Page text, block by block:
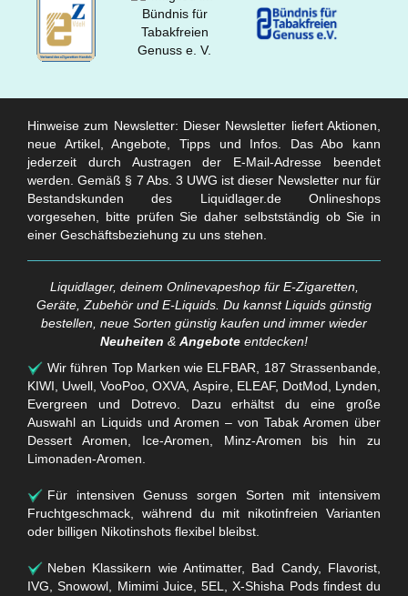
Hinweise zum Newsletter: Dieser Newsletter liefert Aktionen,
neue Artikel, Angebote, Tipps und Infos. Das Abo kann
jederzeit durch Austragen der E-Mail-Adresse beendet
werden. Gemäß § 7 Abs. 3 UWG ist dieser Newsletter nur für
Bestandskunden des Liquidlager.de Onlineshops
vorgesehen, bitte prüfen Sie daher selbstständig ob Sie in
einer Geschäftsbeziehung zu uns stehen.
Liquidlager, deinem Onlinevapeshop für E-Zigaretten,
Geräte, Zubehör und E-Liquids. Du kannst Liquids günstig
bestellen, neue Sorten günstig kaufen und immer wieder
Neuheiten & Angebote entdecken!
Wir führen Top Marken wie ELFBAR, 187 Strassenbande,
KIWI, Uwell, VooPoo, OXVA, Aspire, ELEAF, DotMod, Lynden,
Evergreen und Dotrevo. Dazu erhältst du eine große
Auswahl an Liquids und Aromen – von Tabak Aromen über
Dessert Aromen, Ice-Aromen, Minz-Aromen bis hin zu
Limonaden-Aromen.
Für intensiven Genuss sorgen Sorten mit intensivem
Fruchtgeschmack, während du mit nikotinfreien Varianten
oder billigen Nikotinshots flexibel bleibst.
Neben Klassikern wie Antimatter, Bad Candy, Flavorist,
IVG, Snowowl, Mimimi Juice, 5EL, X-Shisha Pods findest du